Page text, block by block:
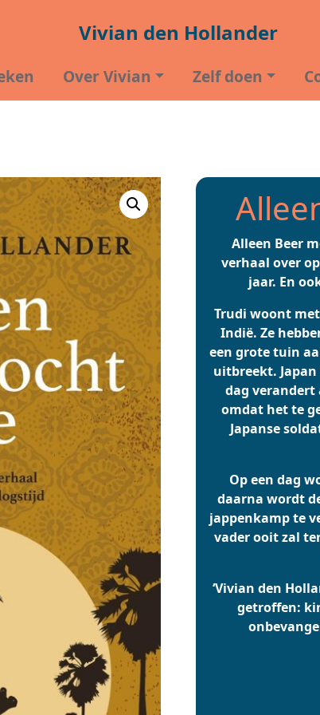
Vivian den Hollander
Over Vivian Zelf doen
Alleen Beer
verhaal over
jaar. En
Trudi woont
Indië. Ze
een grote tuin
uitbreekt.
dag verandert
omdat het te
Japanse
Op een dag
daarna wordt
jappenkamp te
vader ooit zal
‘Vivian den
getroffen: